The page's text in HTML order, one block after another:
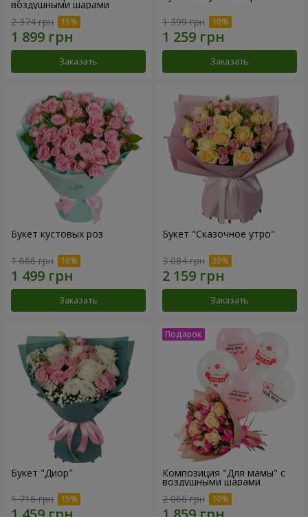
воздушными шарами
2 374 грн
Заказать
1 399 грн
Заказать
Букет кустовых роз
1 666 грн
Заказать
Букет "Сказочное утро"
3 084 грн
Заказать
Букет "Диор"
1 716 грн
Композиция "Для мамы" с
воздушными шарами
2 066 грн